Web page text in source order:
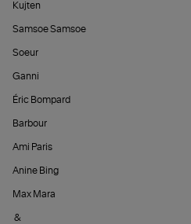
Kujten
Samsoe Samsoe
Soeur
Ganni
Éric Bompard
Barbour
Ami Paris
Anine Bing
Max Mara
&